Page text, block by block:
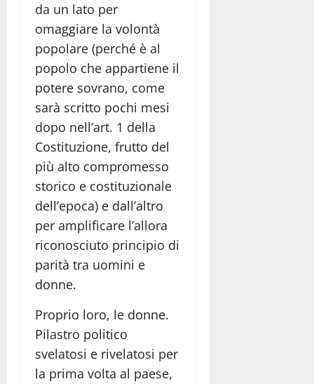
da un lato per
omaggiare la volontà
popolare (perché è al
popolo che appartiene il
potere sovrano, come
sarà scritto pochi mesi
dopo nell’art. 1 della
Costituzione, frutto del
più alto compromesso
storico e costituzionale
dell’epoca) e dall’altro
per amplificare l’allora
riconosciuto principio di
parità tra uomini e
donne.
Proprio loro, le donne.
Pilastro politico
svelatosi e rivelatosi per
la prima volta al paese,